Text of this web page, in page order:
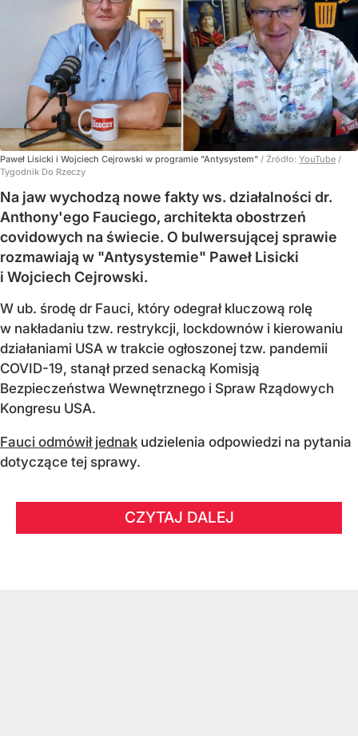
Paweł Lisicki i Wojciech Cejrowski w programie "Antysystem" / Źródło: YouTube /
Tygodnik Do Rzeczy
Na jaw wychodzą nowe fakty ws. działalności dr.
Anthony'ego Fauciego, architekta obostrzeń
covidowych na świecie. O bulwersującej sprawie
rozmawiają w "Antysystemie" Paweł Lisicki
i Wojciech Cejrowski.
W ub. środę dr Fauci, który odegrał kluczową rolę
w nakładaniu tzw. restrykcji, lockdownów i kierowaniu
działaniami USA w trakcie ogłoszonej tzw. pandemii
COVID-19, stanął przed senacką Komisją
Bezpieczeństwa Wewnętrznego i Spraw Rządowych
Kongresu USA.
Fauci odmówił jednak udzielenia odpowiedzi na pytania
dotyczące tej sprawy.
CZYTAJ DALEJ